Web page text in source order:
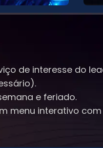
de interesse do
e feriado.
menu interativo